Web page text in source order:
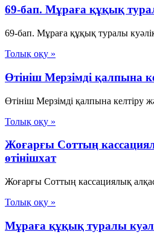
69-бап. Мұраға құқық
69-бап. Мұраға құқық туралы
Толық оқу »
Өтініш Мерзімді қалпына
Өтініш Мерзімді қалпына келтіру
Толық оқу »
Жоғарғы Соттың
өтінішхат
Жоғарғы Соттың кассациялық
Толық оқу »
Мұраға құқық туралы